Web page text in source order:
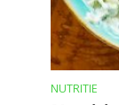
NUTRITIE